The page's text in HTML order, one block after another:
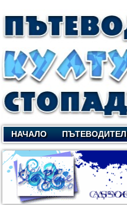
НАЧАЛО ПЪТЕВОДИТЕЛ